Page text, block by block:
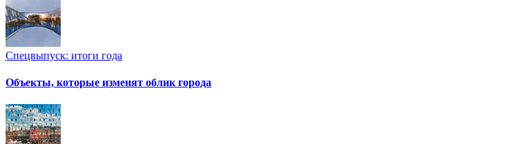
Спецвыпуск: итоги года
Объекты, которые изменят облик города